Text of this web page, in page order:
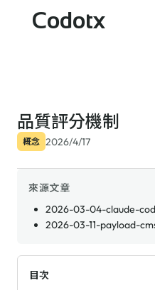
Codotx
品質評分機制
概念 2026/4/17
來源文章
2026-03-04-claude-
2026-03-11-payload-
目次